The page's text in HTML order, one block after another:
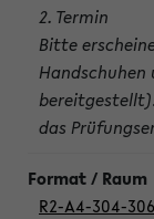
2. Termin
Bitte
das
R2-A4-304-306